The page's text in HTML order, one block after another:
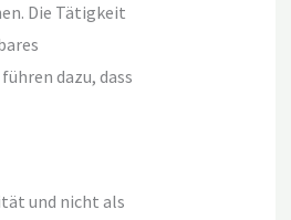
Die Tätigkeit
dazu, dass
und nicht als